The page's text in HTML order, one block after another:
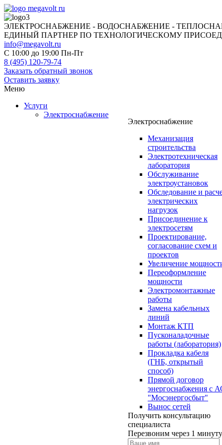
ЭЛЕКТРОСНАБЖЕНИЕ - ВОДОСНАБЖЕНИЕ -
ЕДИНЫЙ ПАРТНЕР ПО ТЕХНОЛОГИЧЕСКОМУ
info@megavolt.ru
C 10:00 до 19:00 Пн-Пт
8 (495) 120-79-74
Заказать обратный звонок
Оставить заявку
Меню
Услуги
Электроснабжение
Электроснабжение
Механизация
строительства
Электротехническая
лаборатория
Обслуживание
электроустановок
Обследование и
электрических
нагрузок
Присоединение к
электросетям
Проектирование,
согласование схем и
проектов
Увеличение
Переоформление
мощности
Электромонтажные
работы
Замена кабельных
линий
Монтаж КТП
Пусконаладочные
работы (лаборатория)
Прокладка кабеля
(ГНБ, открытый
способ)
Прямой договор
энергоснабжения с
"Мосэнергосбыт"
Вынос сетей
Получить консультацию
специалиста
Перезвоним через 1 минуту